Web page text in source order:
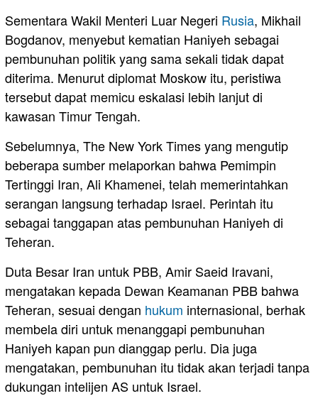
Sementara Wakil Menteri Luar Negeri Rusia, Mikhail
Bogdanov, menyebut kematian Haniyeh sebagai
pembunuhan politik yang sama sekali tidak dapat
diterima. Menurut diplomat Moskow itu, peristiwa
tersebut dapat memicu eskalasi lebih lanjut di
kawasan Timur Tengah.
Sebelumnya, The New York Times yang mengutip
beberapa sumber melaporkan bahwa Pemimpin
Tertinggi Iran, Ali Khamenei, telah memerintahkan
serangan langsung terhadap Israel. Perintah itu
sebagai tanggapan atas pembunuhan Haniyeh di
Teheran.
Duta Besar Iran untuk PBB, Amir Saeid Iravani,
mengatakan kepada Dewan Keamanan PBB bahwa
Teheran, sesuai dengan hukum internasional, berhak
membela diri untuk menanggapi pembunuhan
Haniyeh kapan pun dianggap perlu. Dia juga
mengatakan, pembunuhan itu tidak akan terjadi tanpa
dukungan intelijen AS untuk Israel.